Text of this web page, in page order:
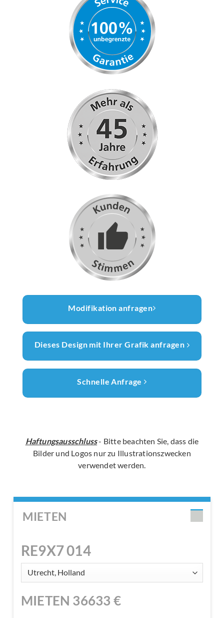
Modifikation anfragen
Dieses Design mit Ihrer Grafik anfragen
Schnelle Anfrage
Haftungsausschluss- Bitte beachten Sie, dass die
Bilder und Logos nur zu Illustrationszwecken
verwendet werden.
MIETEN
RE9X7 014
MIETEN 36633 €